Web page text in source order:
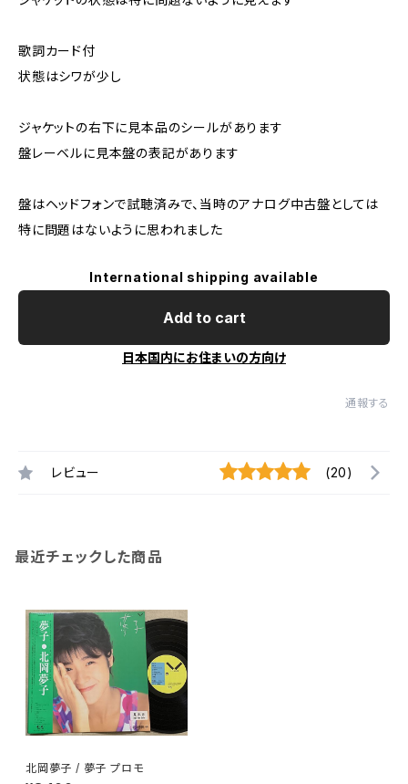
歌詞カード付
状態はシワが少し
ジャケットの右下に見本品のシールがあります
盤レーベルに見本盤の表記があります
盤はヘッドフォンで試聴済みで、当時のアナログ中古盤としては
特に問題はないように思われました
International shipping available
Add to cart
日本国内にお住まいの方向け
通報する
レビュー (20)
最近チェックした商品
北岡夢子 / 夢子 プロモ